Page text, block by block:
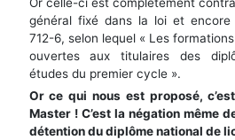
général fixé dans la loi et encore
712-6, selon lequel « Les
ouvertes aux titulaires des
études du premier cycle ».
Or ce qui nous est proposé,
Master ! C’est la négation même
détention du diplôme national de